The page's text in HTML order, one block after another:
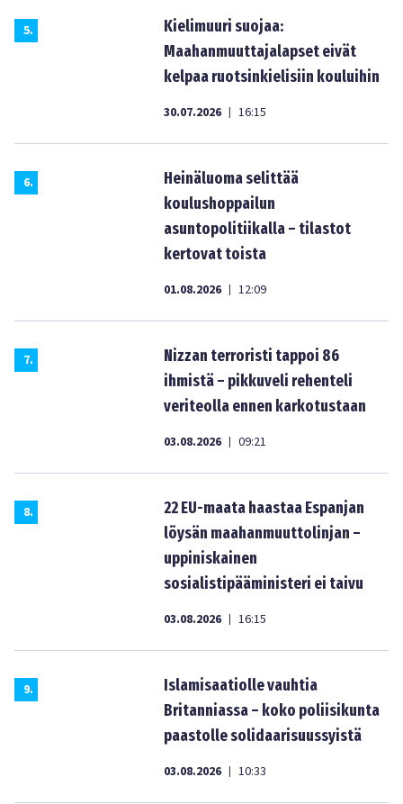
5.
Kielimuuri suojaa:
Maahanmuuttajalapset eivät
kelpaa ruotsinkielisiin kouluihin
30.07.2026 | 16:15
6.
Heinäluoma selittää
koulushoppailun
asuntopolitiikalla – tilastot
kertovat toista
01.08.2026 | 12:09
7.
Nizzan terroristi tappoi 86
ihmistä – pikkuveli rehenteli
veriteolla ennen karkotustaan
03.08.2026 | 09:21
8.
22 EU-maata haastaa Espanjan
löysän maahanmuuttolinjan –
uppiniskainen
sosialistipääministeri ei taivu
03.08.2026 | 16:15
9.
Islamisaatiolle vauhtia
Britanniassa – koko poliisikunta
paastolle solidaarisuussyistä
03.08.2026 | 10:33